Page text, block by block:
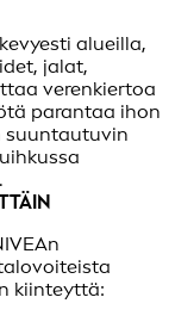
alueilla,
jalat,
verenkiertoa
parantaa ihon
suuntautuvin
kiinteyttä: